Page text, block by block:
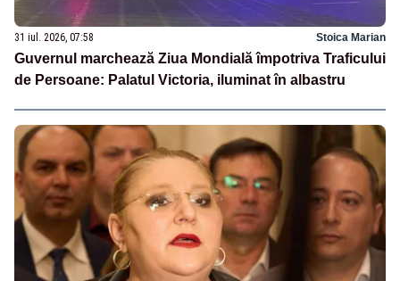
31 iul. 2026, 07:58 Stoica Marian
Guvernul marchează Ziua Mondială împotriva Traficului
de Persoane: Palatul Victoria, iluminat în albastru